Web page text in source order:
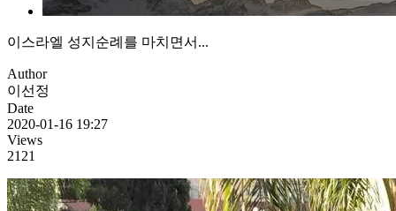
이스라엘 성지순례를 마치면서...
Author
이선정
Date
2020-01-16 19:27
Views
2121